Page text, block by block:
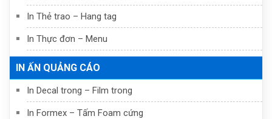
In Thẻ trao – Hang tag
In Thực đơn – Menu
IN ẤN QUẢNG CÁO
In Decal trong – Film trong
In Formex – Tấm Foam cứng